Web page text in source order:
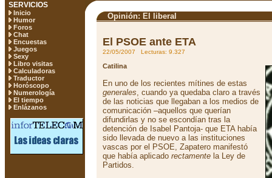
SERVICIOS
Inicio
Humor
Foros
Chat
Encuestas
Juegos
Sexy
Libro visitas
Calculadoras
Traductor
Horóscopo
Numerología
El tiempo
Enlázanos
Opinión: El liberal
El PSOE ante ETA
22/05/2007 Lecturas: 9.327
Catilina
En uno de los recientes mítines de estas
generales, cuando ya quedaba claro a través
de las noticias que llegaban a los medios de
comunicación –aquellos que querían
difundirlas y no se escondían tras la
detención de Isabel Pantoja- que ETA había
sido llevada de nuevo a las instituciones
vascas por el PSOE, Zapatero manifestó
que había aplicado rectamente la Ley de
Partidos.